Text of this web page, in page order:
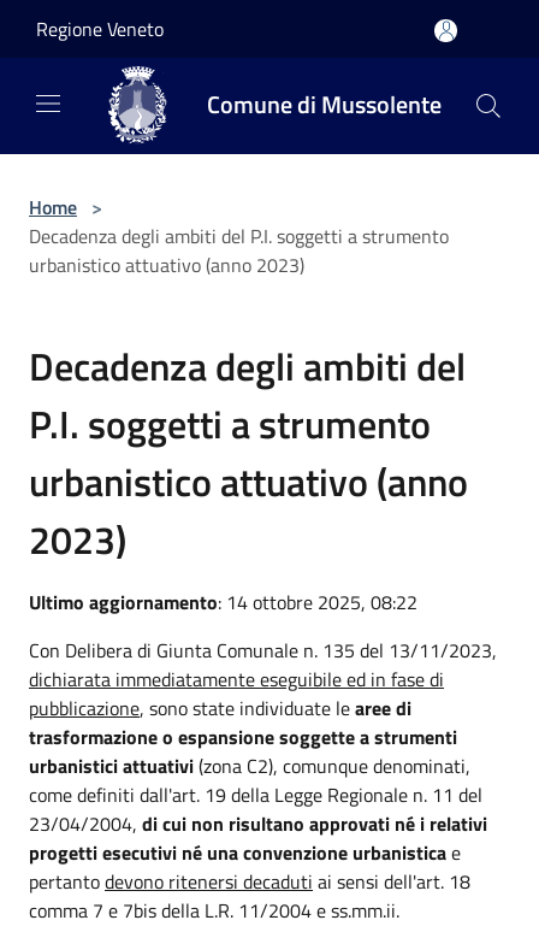
Regione Veneto
Comune di Mussolente
Home >
Decadenza degli ambiti del P.I. soggetti a strumento
urbanistico attuativo (anno 2023)
Decadenza degli ambiti del
P.I. soggetti a strumento
urbanistico attuativo (anno
2023)
Ultimo aggiornamento: 14 ottobre 2025, 08:22
Con Delibera di Giunta Comunale n. 135 del 13/11/2023,
dichiarata immediatamente eseguibile ed in fase di
pubblicazione, sono state individuate learee di
trasformazione o espansione soggette a strumenti
urbanistici attuativi(zona C2), comunque denominati,
come definiti dall'art. 19 della Legge Regionale n. 11 del
23/04/2004, di cui non risultano approvati né i relativi
progetti esecutivi né una convenzione urbanisticae
pertantodevono ritenersi decaduti ai sensi dell'art. 18
comma 7 e 7bis della L.R. 11/2004 e ss.mm.ii.